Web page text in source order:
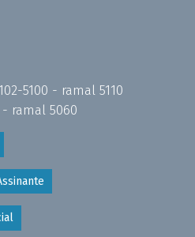
5100 - ramal 5110
- ramal 5060